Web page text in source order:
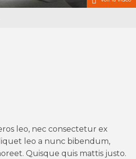
aux favoris
leo, nec consectetur ex
leo a nunc bibendum,
Quisque quis mattis justo.